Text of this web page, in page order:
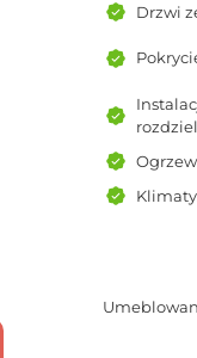
Drzwi